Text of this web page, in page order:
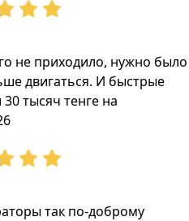
не приходило, нужно было
двигаться. И быстрые
тысяч тенге на
так по-доброму